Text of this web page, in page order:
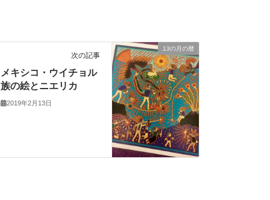
13の月の暦
次の記事
メキシコ・ウイチョル
族の絵とニエリカ
2019年2月13日